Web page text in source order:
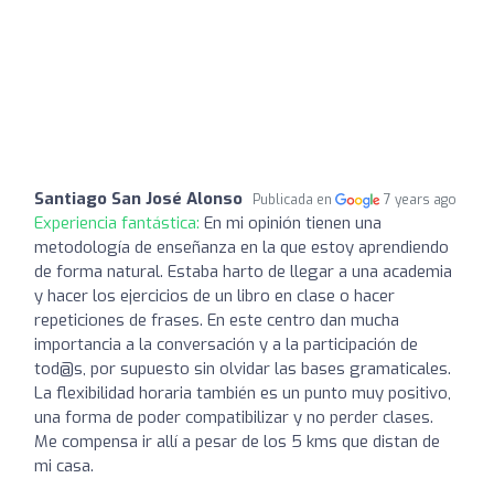
Santiago San José Alonso Publicada en 7 years ago
Experiencia fantástica: En mi opinión tienen una
metodología de enseñanza en la que estoy aprendiendo
de forma natural. Estaba harto de llegar a una academia
y hacer los ejercicios de un libro en clase o hacer
repeticiones de frases. En este centro dan mucha
importancia a la conversación y a la participación de
tod@s, por supuesto sin olvidar las bases gramaticales.
La flexibilidad horaria también es un punto muy positivo,
una forma de poder compatibilizar y no perder clases.
Me compensa ir allí a pesar de los 5 kms que distan de
mi casa.